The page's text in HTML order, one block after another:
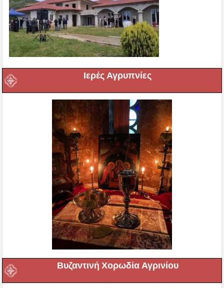
Ιερές Αγρυπνίες
Βυζαντινή Χορωδία Αγρινίου